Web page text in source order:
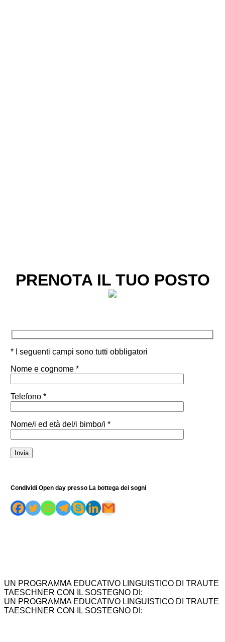
PRENOTA IL TUO POSTO
* I seguenti campi sono tutti obbligatori
Nome e cognome *
Telefono *
Nome/i ed età del/i bimbo/i *
Condividi Open day presso La bottega dei sogni
UN PROGRAMMA EDUCATIVO LINGUISTICO DI TRAUTE
TAESCHNER CON IL SOSTEGNO DI:
UN PROGRAMMA EDUCATIVO LINGUISTICO DI TRAUTE
TAESCHNER CON IL SOSTEGNO DI: